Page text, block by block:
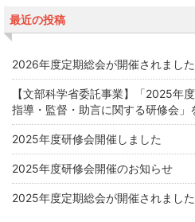
最近の投稿
2026年度定期総会が開催されました
【文部科学省委託事業】「2025年
指導・監督・助言に関する研修会」
2025年度研修会開催しました
2025年度研修会開催のお知らせ
2025年度定期総会が開催されました